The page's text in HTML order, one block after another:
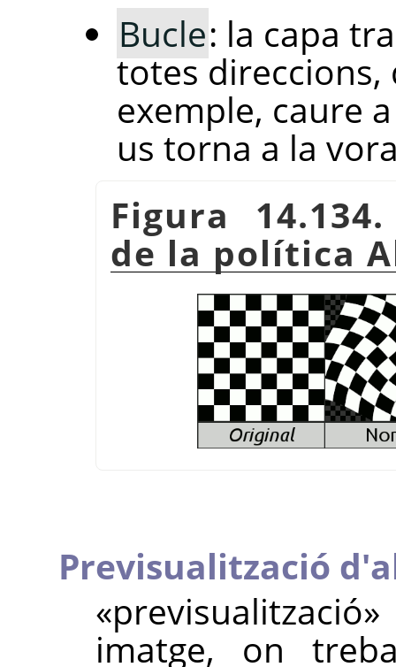
Bucle: la capa
totes direccions,
exemple, caure
us torna a la
Figura
de la política
Previsualització
«previsualització»
imatge, on